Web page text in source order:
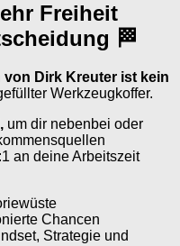
Freiheit
🏁
Dirk Kreuter ist kein
Werkzeugkoffer.
um dir nebenbei oder
an deine Arbeitszeit
Chancen
Strategie und